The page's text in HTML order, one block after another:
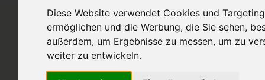
Diese Website verwendet Cookies und
ermöglichen und die Werbung, die Sie sehen,
außerdem, um Ergebnisse zu messen, um zu
weiter zu entwickeln.
Note 1 - 100 Punkte - inkl.
Ich biete hier meine selbst
genannte ESA an. Diese
bewertet. Bitte verwenden